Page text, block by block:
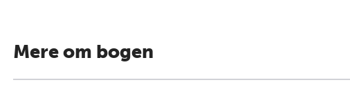
Mere om bogen